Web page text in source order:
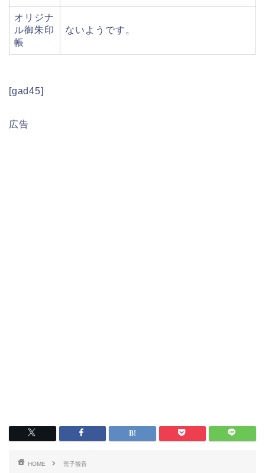
オリジナ
ル御朱印
帳
ないようです。
[gad45]
広告
HOME 荒子観音